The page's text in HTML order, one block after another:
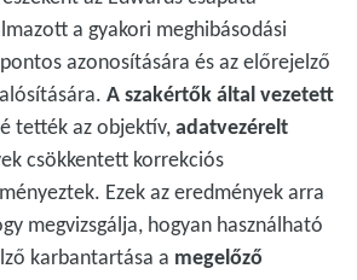
a gyakori meghibásodási
azonosítására és az előrejelző
A szakértők által vezetett
tették az objektív,adatvezérelt
csökkentett korrekciós
Ezek az eredmények arra
megvizsgálja, hogyan használható
karbantartása a megelőző